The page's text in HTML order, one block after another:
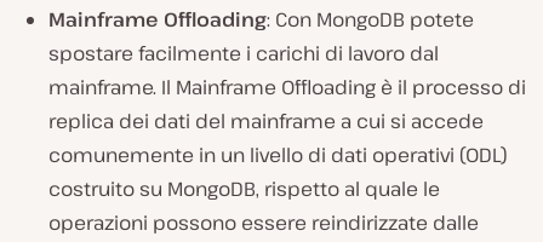
Mainframe Offloading: Con MongoDB potete
spostare facilmente i carichi di lavoro dal
mainframe. Il Mainframe Offloading è il processo di
replica dei dati del mainframe a cui si accede
comunemente in un livello di dati operativi (ODL)
costruito su MongoDB, rispetto al quale le
operazioni possono essere reindirizzate dalle